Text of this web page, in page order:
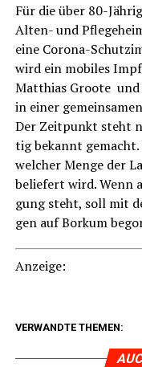
Für die über 80-
Alten- und
eine Coro­na-
wird ein mobi­les
Mat­thi­as Groo­te
in einer
Der Zeit­punkt steht
tig bekannt
wel­cher Men­ge der
belie­fert wird. Wenn
gung steht, soll mit
gen auf Bor­kum
Anzei­ge:
VERWANDTE THEMEN: